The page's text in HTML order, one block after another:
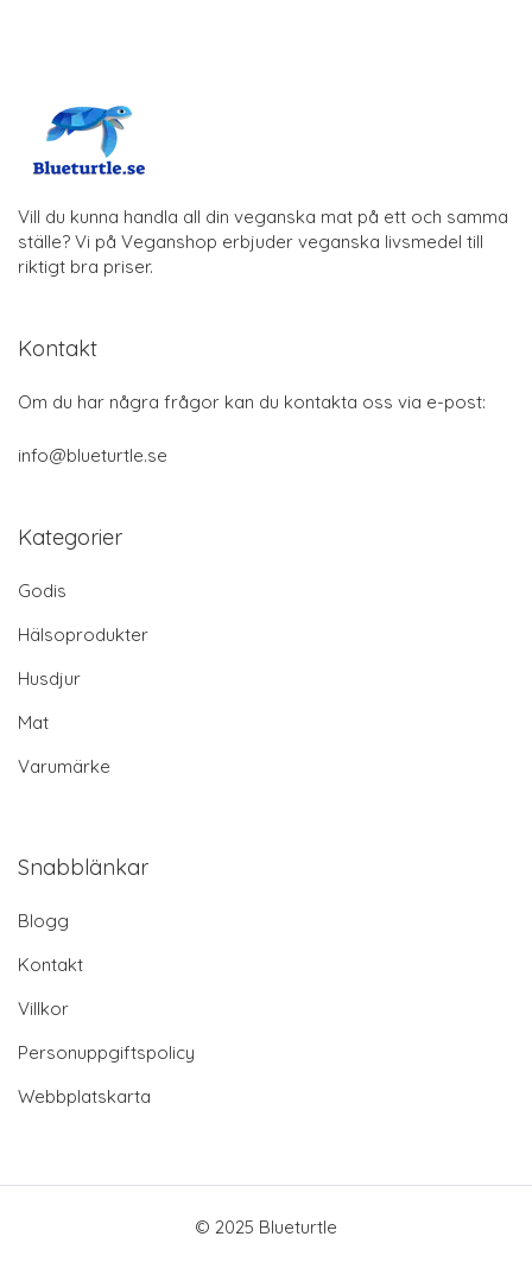
Vill du kunna handla all din veganska mat på ett och samma
ställe? Vi på Veganshop erbjuder veganska livsmedel till
riktigt bra priser.
Kontakt
Om du har några frågor kan du kontakta oss via e-post:
info@blueturtle.se
Kategorier
Godis
Hälsoprodukter
Husdjur
Mat
Varumärke
Snabblänkar
Blogg
Kontakt
Villkor
Personuppgiftspolicy
Webbplatskarta
© 2025 Blueturtle